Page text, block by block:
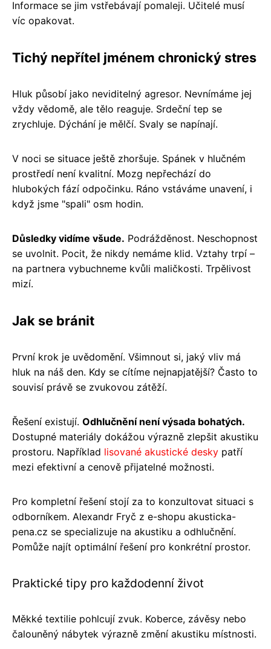
Informace se jim vstřebávají pomaleji. Učitelé musí
víc opakovat.
Tichý nepřítel jménem chronický stres
Hluk působí jako neviditelný agresor. Nevnímáme jej
vždy vědomě, ale tělo reaguje. Srdeční tep se
zrychluje. Dýchání je mělčí. Svaly se napínají.
V noci se situace ještě zhoršuje. Spánek v hlučném
prostředí není kvalitní. Mozg nepřechází do
hlubokých fází odpočinku. Ráno vstáváme unavení, i
když jsme "spali" osm hodin.
Důsledky vidíme všude. Podrážděnost. Neschopnost
se uvolnit. Pocit, že nikdy nemáme klid. Vztahy trpí –
na partnera vybuchneme kvůli maličkosti. Trpělivost
mizí.
Jak se bránit
První krok je uvědomění. Všimnout si, jaký vliv má
hluk na náš den. Kdy se cítíme nejnapjatější? Často to
souvisí právě se zvukovou zátěží.
Řešení existují. Odhlučnění není výsada bohatých.
Dostupné materiály dokážou výrazně zlepšit akustiku
prostoru. Například lisované akustické desky patří
mezi efektivní a cenově přijatelné možnosti.
Pro kompletní řešení stojí za to konzultovat situaci s
odborníkem. Alexandr Fryč z e-shopu akusticka-
pena.cz se specializuje na akustiku a odhlučnění.
Pomůže najít optimální řešení pro konkrétní prostor.
Praktické tipy pro každodenní život
Měkké textilie pohlcují zvuk. Koberce, závěsy nebo
čalouněný nábytek výrazně změní akustiku místnosti.